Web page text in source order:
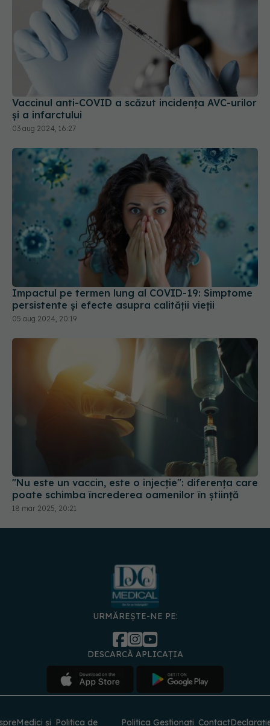
Vaccinul anti-COVID a scăzut incidența AVC-urilor
03 aug 2024, 16:27
Impactul pe termen lung al COVID-19: Simptome
persistente și efecte asupra calității vieții
05 aug 2024, 20:19
"Nu este un vaccin, este o injecție": diferența care
poate schimba încrederea oamenilor în știință
18 mar 2025, 20:21
URMĂREȘTE-NE PE:
DESCARCĂ APLICAȚIA
Medici și Politica de
Politica Gestionați Contact